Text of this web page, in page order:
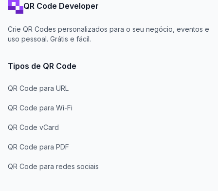
QR Code Developer
Crie QR Codes personalizados para o seu negócio, eventos e
uso pessoal. Grátis e fácil.
Tipos de QR Code
QR Code para URL
QR Code para Wi-Fi
QR Code vCard
QR Code para PDF
QR Code para redes sociais